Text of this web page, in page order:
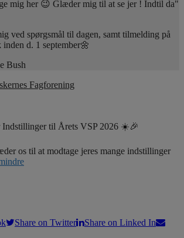
mig her 😉 Glæder mig til at se jer ! Indtil da"
ved spørgsmål til dagen, samt tilmelding på
d. 1 september🌼
Bush
Fagforening
Indstillinger til Årets VSP 2026 ☀️🎉
os til at modtage jeres mange indstillinger
Share on Twitter
Share on Linked In